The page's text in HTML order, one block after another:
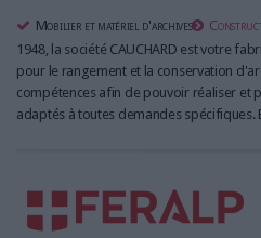
Mobilier et matériel d'archives
1948, la société CAUCHARD est votre
pour le rangement et la conservation
compétences afin de pouvoir réaliser et
adaptés à toutes demandes spécifiques.